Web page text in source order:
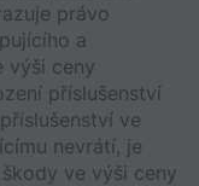
právo
a
výši ceny
příslušenství
ve
nevrátí, je
ve výši ceny